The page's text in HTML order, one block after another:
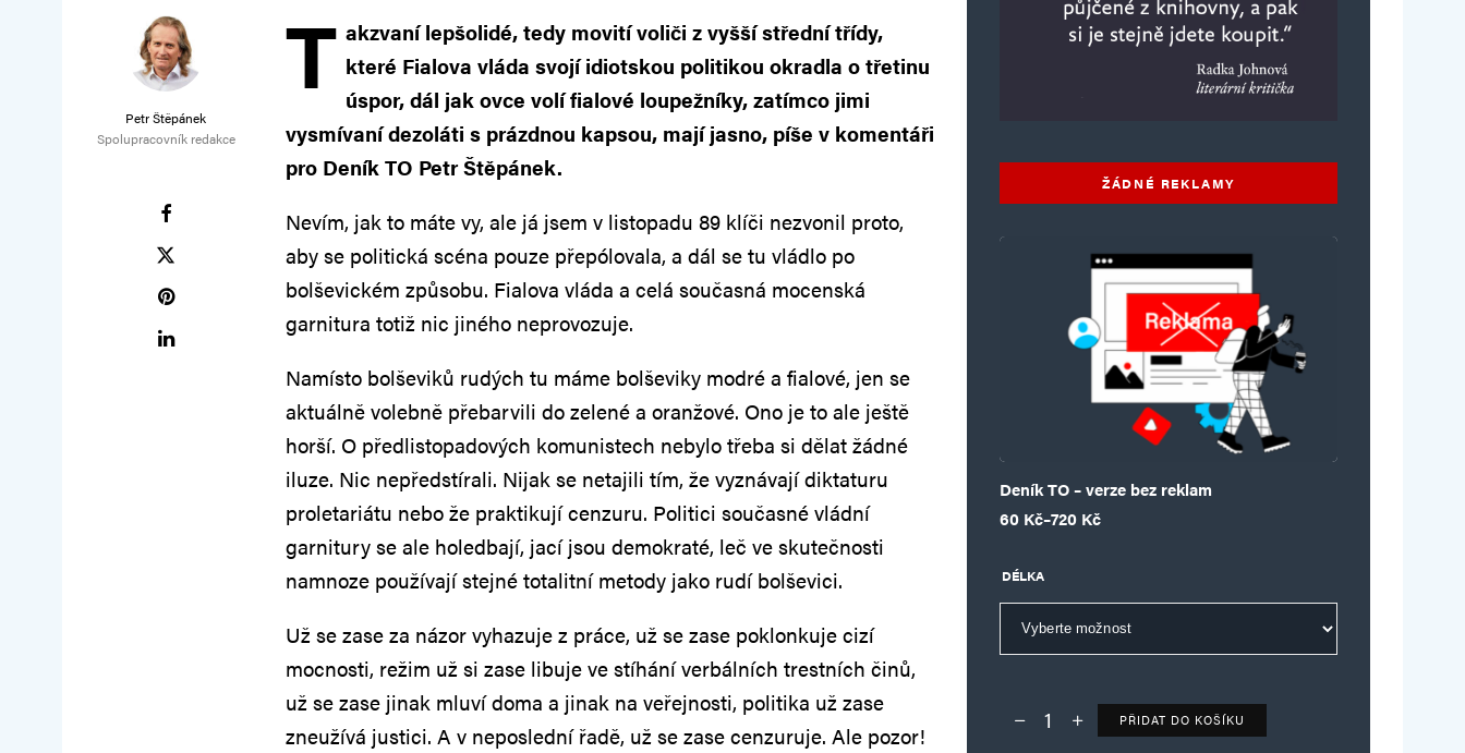
Petr Štěpánek
Spolupracovník redakce
T akzvaní lepšolidé, tedy movití voliči z vyšší střední třídy,
které Fialova vláda svojí idiotskou politikou okradla o třetinu
úspor, dál jak ovce volí fialové loupežníky, zatímco jimi
vysmívaní dezoláti s prázdnou kapsou, mají jasno, píše v komentáři
pro Deník TO Petr Štěpánek.
Nevím, jak to máte vy, ale já jsem v listopadu 89 klíči nezvonil proto,
aby se politická scéna pouze přepólovala, a dál se tu vládlo po
bolševickém způsobu. Fialova vláda a celá současná mocenská
garnitura totiž nic jiného neprovozuje.
Namísto bolševiků rudých tu máme bolševiky modré a fialové, jen se
aktuálně volebně přebarvili do zelené a oranžové. Ono je to ale ještě
horší. O předlistopadových komunistech nebylo třeba si dělat žádné
iluze. Nic nepředstírali. Nijak se netajili tím, že vyznávají diktaturu
proletariátu nebo že praktikují cenzuru. Politici současné vládní
garnitury se ale holedbají, jací jsou demokraté, leč ve skutečnosti
namnoze používají stejné totalitní metody jako rudí bolševici.
Už se zase za názor vyhazuje z práce, už se zase poklonkuje cizí
mocnosti, režim už si zase libuje ve stíhání verbálních trestních činů,
už se zase jinak mluví doma a jinak na veřejnosti, politika už zase
zneužívá justici. A v neposlední řadě, už se zase cenzuruje. Ale pozor!
ŽÁDNÉ REKLAMY
Deník TO – verze bez reklam
60 Kč–720 Kč
Rozpětí cen: 60 Kč až 720 Kč
DÉLKA
Deník TO – verze bez reklam množství
PŘIDAT DO KOŠÍKU